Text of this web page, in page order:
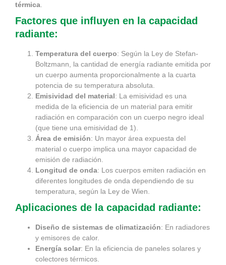
térmica.
Factores que influyen en la capacidad
radiante:
Temperatura del cuerpo: Según la Ley de Stefan-
Boltzmann, la cantidad de energía radiante emitida por
un cuerpo aumenta proporcionalmente a la cuarta
potencia de su temperatura absoluta.
Emisividad del material: La emisividad es una
medida de la eficiencia de un material para emitir
radiación en comparación con un cuerpo negro ideal
(que tiene una emisividad de 1).
Área de emisión: Un mayor área expuesta del
material o cuerpo implica una mayor capacidad de
emisión de radiación.
Longitud de onda: Los cuerpos emiten radiación en
diferentes longitudes de onda dependiendo de su
temperatura, según la Ley de Wien.
Aplicaciones de la capacidad radiante:
Diseño de sistemas de climatización: En radiadores
y emisores de calor.
Energía solar: En la eficiencia de paneles solares y
colectores térmicos.